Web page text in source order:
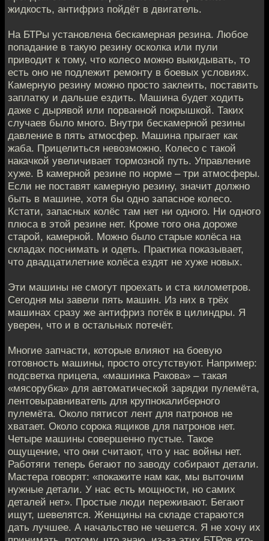
жидкость, антифриз пойдёт в двигатель.
На БТРы установлена бескамерная резина. Любое
попадание в такую резину осколка или пули
приводит к тому, что колесо можно выкидывать, то
есть оно не подлежит ремонту в боевых условиях.
Камерную резину можно просто заклеить, поставить
заплатку и дальше ездить. Машина будет ходить
даже с дырявой или порванной покрышкой. Таких
случаев было много. Внутри бескамерной резины
давление в пять атмосфер. Машина прыгает как
жаба. Прицелиться невозможно. Колесо с такой
накачкой увеличивает тормозной путь. Управление
хуже. В камерной резине по норме – три атмосферы.
Если не поставят камерную резину, значит должно
быть в машине, хотя бы одно запасное колесо.
Кстати, запасных колёс там нет ни одного. Ни одного
плюса в этой резине нет. Кроме того она дороже
старой, камерной. Можно было старые колёса на
складах поснимать и одеть. Практика показывает,
что двадцатилетние колёса ездят не хуже новых.
Эти машины не смогут проехать и ста километров.
Сегодня мы завели пять машин. Из них в трёх
машинах сразу же антифриз потёк в цилиндры. Я
уверен, что и в остальных потечёт.
Многие запчасти, которые влияют на боевую
готовность машины, просто отсутствуют. Например:
подсветка прицела, «машинка Ракова» – такая
«мясорубка» для автоматической зарядки пулемёта,
лентовыравниватель для крупнокалиберного
пулемёта. Около пятисот лент для патронов не
хватает. Около сорока ящиков для патронов нет.
Четыре машины совершенно пустые. Такое
ощущение, что они считают, что у нас войны нет.
Работяги теперь бегают по заводу собирают детали.
Мастера говорят: «покажите нам как, мы выточим
нужные детали. У нас есть мощности, но самих
деталей нет». Простые люди переживают. Бегают
ищут, шевелятся. Женщины на складе стараются
дать лучшее. А начальство не чешется. Я не хочу их